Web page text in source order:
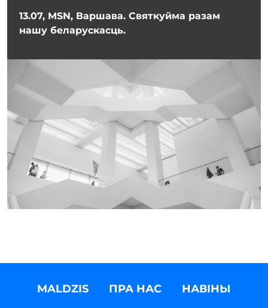
13.07, MSN, Варшава. Святкуйма разам
нашу беларускасць.
MALDZIS ПРА НАС НАВІНЫ